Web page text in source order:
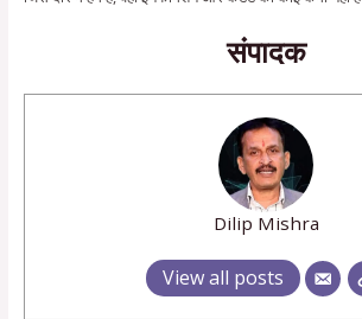
संपादक
Dilip Mishra
View all posts